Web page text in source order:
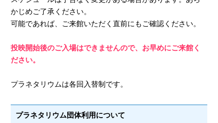
かじめご了承ください。
可能であれば、ご来館いただく直前にもご確認ください。
投映開始後のご入場はできませんので、お早めにご来館く
ださい。
プラネタリウムは各回入替制です。
プラネタリウム団体利用について